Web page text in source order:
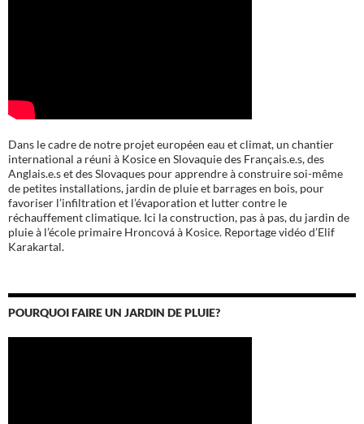
Dans le cadre de notre projet européen eau et climat, un chantier
international a réuni à Kosice en Slovaquie des Français.e.s, des
Anglais.e.s et des Slovaques pour apprendre à construire soi-même
de petites installations, jardin de pluie et barrages en bois, pour
favoriser l’infiltration et l’évaporation et lutter contre le
réchauffement climatique. Ici la construction, pas à pas, du jardin de
pluie à l’école primaire Hroncová à Kosice. Reportage vidéo d’Elif
Karakartal.
POURQUOI FAIRE UN JARDIN DE PLUIE?